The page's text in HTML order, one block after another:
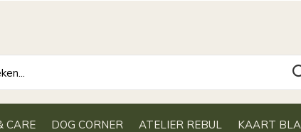
CARE DOG CORNER ATELIER REBUL KAART